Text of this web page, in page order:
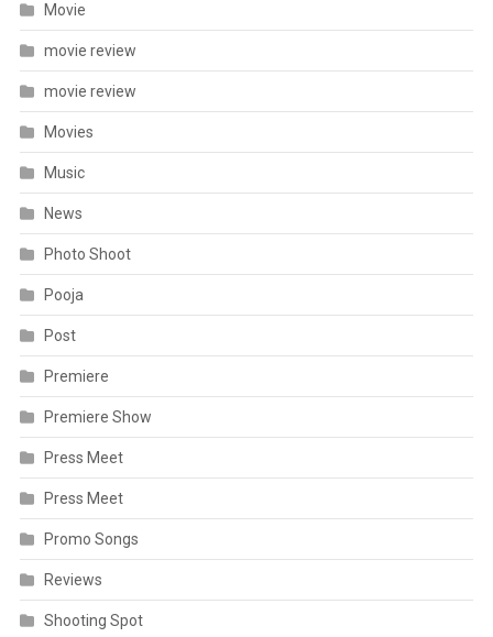
Movie
movie review
movie review
Movies
Music
News
Photo Shoot
Pooja
Post
Premiere
Premiere Show
Press Meet
Press Meet
Promo Songs
Reviews
Shooting Spot